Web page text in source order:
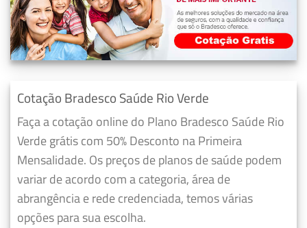
Cotação Bradesco Saúde Rio Verde
Faça a cotação online do Plano Bradesco Saúde Rio
Verde grátis com 50% Desconto na Primeira
Mensalidade. Os preços de planos de saúde podem
variar de acordo com a categoria, área de
abrangência e rede credenciada, temos várias
opções para sua escolha.